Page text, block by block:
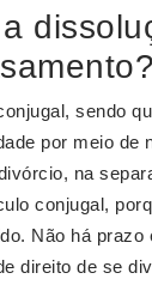
sendo
por meio de
na
conjugal,
Não há prazo
direito de se